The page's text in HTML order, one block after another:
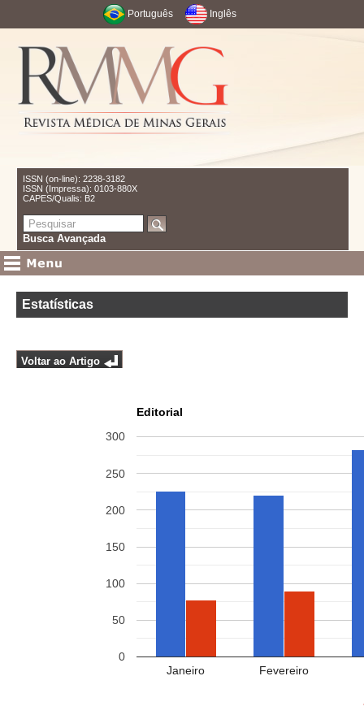
Português Inglês
ISSN (on-line): 2238-3182
ISSN (Impressa): 0103-880X
CAPES/Qualis: B2
Busca Avançada
Estatísticas
Voltar ao Artigo
Editorial
Janeiro Fevereiro
0
50
100
150
200
250
300